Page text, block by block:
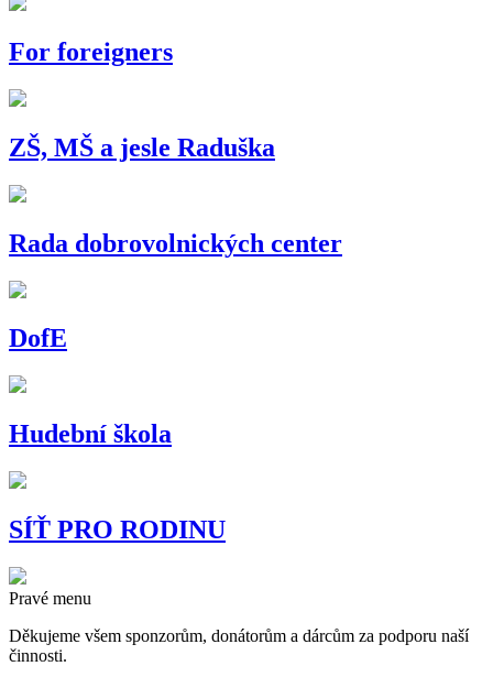
For foreigners
ZŠ, MŠ a jesle Raduška
Rada dobrovolnických center
DofE
Hudební škola
SÍŤ PRO RODINU
Pravé menu
Děkujeme všem sponzorům, donátorům a dárcům za podporu naší
činnosti.